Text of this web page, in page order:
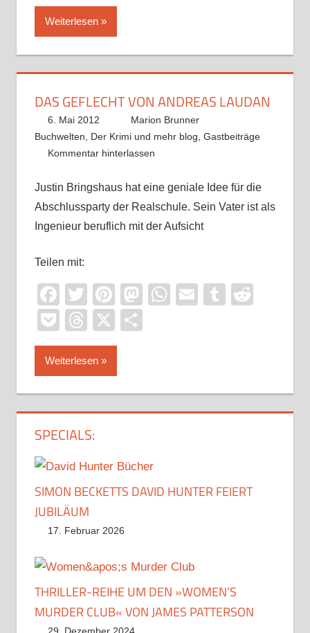
Weiterlesen
DAS GEFLECHT VON ANDREAS LAUDAN
6. Mai 2012
Marion Brunner
Buchwelten
Der Krimi und mehr blog Gastbeiträge
Kommentar hinterlassen
Justin Bringshaus hat eine geniale Idee für die
Abschlussparty der Realschule. Sein Vater ist als
Ingenieur beruflich mit der Aufsicht
Teilen mit:
Facebook
TwitterPinterest
Mastodon
WhatsApp
EmailTumblr
PocketThreads
X
Weiterlesen
SPECIALS:
SIMON BECKETTS DAVID HUNTER FEIERT
JUBILÄUM
17. Februar 2026
THRILLER-REIHE UM DEN »WOMEN’S
MURDER CLUB« VON JAMES PATTERSON